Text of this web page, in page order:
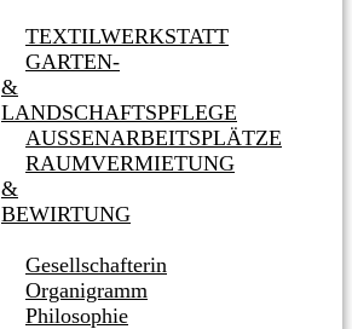
TEXTILWERKSTATT
GARTEN-
&
LANDSCHAFTSPFLEGE
AUSSENARBEITSPLÄTZE
RAUMVERMIETUNG
&
BEWIRTUNG
Gesellschafterin
Organigramm
Philosophie